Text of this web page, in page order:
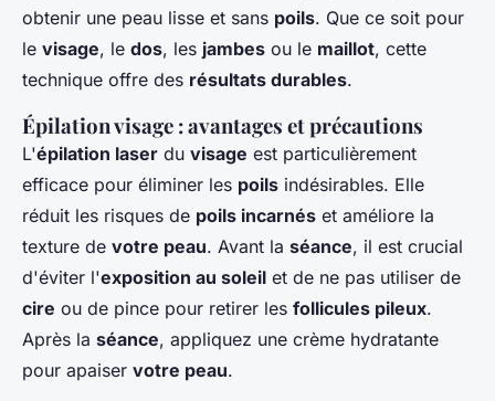
obtenir une peau lisse et sans poils. Que ce soit pour
le visage, le dos, les jambes ou le maillot, cette
technique offre des résultats durables.
Épilation visage : avantages et précautions
L'épilation laser du visage est particulièrement
efficace pour éliminer les poils indésirables. Elle
réduit les risques de poils incarnés et améliore la
texture de votre peau. Avant la séance, il est crucial
d'éviter l'exposition au soleil et de ne pas utiliser de
cire ou de pince pour retirer les follicules pileux.
Après la séance, appliquez une crème hydratante
pour apaiser votre peau.